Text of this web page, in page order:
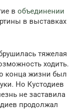
в объединении
в выставках
тяжелая
ходить.
конца жизни был
Но Кустодиев
не заставила
продолжал